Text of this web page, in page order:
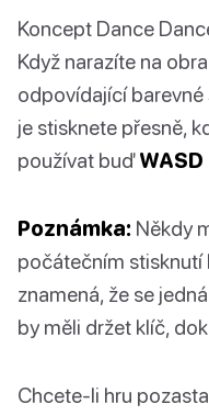
Koncept Dance
Když narazíte na
odpovídající barevné
je stisknete přesně,
používat buďWASD
Poznámka: Někdy
počátečním stisknutí
znamená, že se
by měli držet klíč,
Chcete-li hru